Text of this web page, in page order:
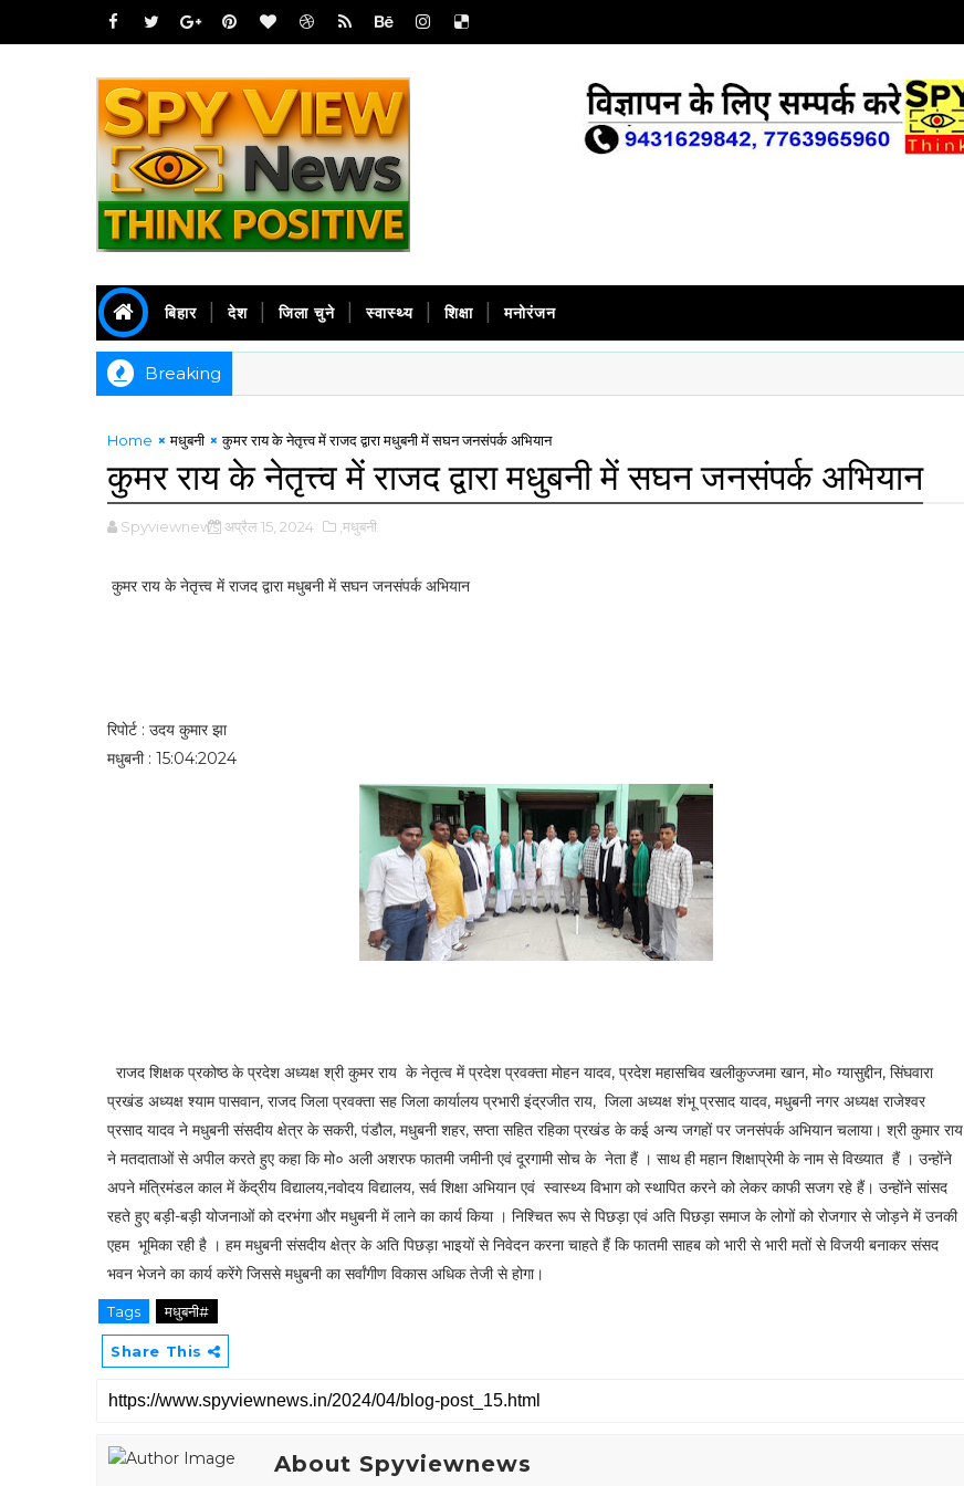
बिहार देश जिला चुने स्वास्थ्य शिक्षा मनोरंजन
Breaking
Home मधुबनी कुमर राय के नेतृत्त्व में राजद द्वारा मधुबनी में सघन जनसंपर्क अभियान
कुमर राय के नेतृत्त्व में राजद द्वारा मधुबनी में सघन जनसंपर्क अभियान
Spyviewnews अप्रैल 15, 2024 ,मधुबनी
कुमर राय के नेतृत्त्व में राजद द्वारा मधुबनी में सघन जनसंपर्क अभियान
रिपोर्ट : उदय कुमार झा
मधुबनी : 15:04:2024
राजद शिक्षक प्रकोष्ठ के प्रदेश अध्यक्ष श्री कुमर राय के नेतृत्व में प्रदेश प्रवक्ता मोहन यादव, प्रदेश महासचिव खलीकुज्जमा खान, मो० ग्यासुद्दीन, सिंघवारा
प्रखंड अध्यक्ष श्याम पासवान, राजद जिला प्रवक्ता सह जिला कार्यालय प्रभारी इंद्रजीत राय, जिला अध्यक्ष शंभू प्रसाद यादव, मधुबनी नगर अध्यक्ष राजेश्वर
प्रसाद यादव ने मधुबनी संसदीय क्षेत्र के सकरी, पंडौल, मधुबनी शहर, सप्ता सहित रहिका प्रखंड के कई अन्य जगहों पर जनसंपर्क अभियान चलाया। श्री कुमार राय
ने मतदाताओं से अपील करते हुए कहा कि मो० अली अशरफ फातमी जमीनी एवं दूरगामी सोच के नेता हैं । साथ ही महान शिक्षाप्रेमी के नाम से विख्यात हैं । उन्होंने
अपने मंत्रिमंडल काल में केंद्रीय विद्यालय,नवोदय विद्यालय, सर्व शिक्षा अभियान एवं स्वास्थ्य विभाग को स्थापित करने को लेकर काफी सजग रहे हैं। उन्होंने सांसद
रहते हुए बड़ी-बड़ी योजनाओं को दरभंगा और मधुबनी में लाने का कार्य किया । निश्चित रूप से पिछड़ा एवं अति पिछड़ा समाज के लोगों को रोजगार से जोड़ने में उनकी
एहम भूमिका रही है । हम मधुबनी संसदीय क्षेत्र के अति पिछड़ा भाइयों से निवेदन करना चाहते हैं कि फातमी साहब को भारी से भारी मतों से विजयी बनाकर संसद
भवन भेजने का कार्य करेंगे जिससे मधुबनी का सर्वांगीण विकास अधिक तेजी से होगा।
Tags मधुबनी#
Share This
About Spyviewnews